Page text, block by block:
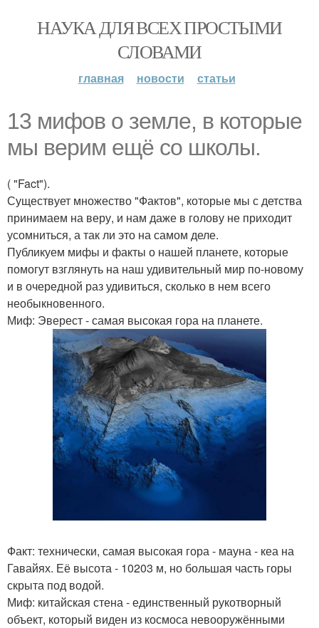
НАУКА ДЛЯ ВСЕХ ПРОСТЫМИ
СЛОВАМИ
главная новости статьи
13 мифов о земле, в которые
мы верим ещё со школы.
( "Fact").
Существует множество "Фактов", которые мы с детства
принимаем на веру, и нам даже в голову не приходит
усомниться, а так ли это на самом деле.
Публикуем мифы и факты о нашей планете, которые
помогут взглянуть на наш удивительный мир по-новому
и в очередной раз удивиться, сколько в нем всего
необыкновенного.
Миф: Эверест - самая высокая гора на планете.
Факт: технически, самая высокая гора - мауна - кеа на
Гавайях. Её высота - 10203 м, но большая часть горы
скрыта под водой.
Миф: китайская стена - единственный рукотворный
объект, который виден из космоса невооружёнными